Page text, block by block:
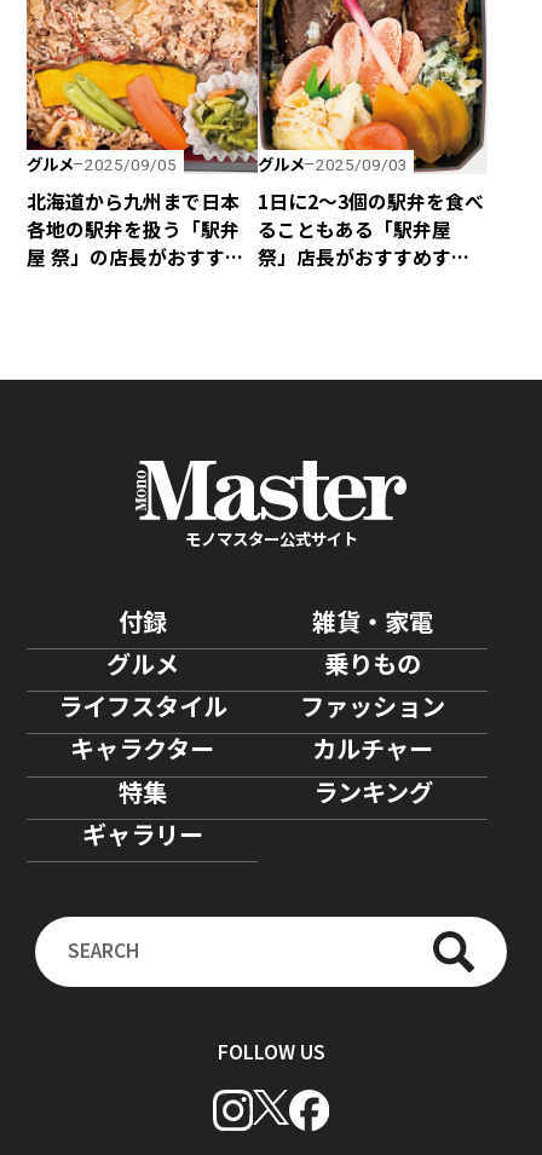
グルメ 2025/09/05
北海道から九州まで日本
各地の駅弁を扱う「駅弁
屋 祭」の店長がおすすめ
グルメ 2025/09/03
1日に2～3個の駅弁を食べ
ることもある「駅弁屋
祭」店長がおすすめする
モノマスター公式サイト
付録
雑貨・家電
グルメ
乗りもの
ライフスタイル
ファッション
キャラクター
カルチャー
特集
ランキング
ギャラリー
FOLLOW US